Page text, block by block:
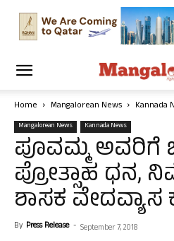
Home Mangalorean News Kannada
Mangalorean News Kannada News
ಪೂವಮ್ಮ ಅವರಿಗೆ
ಪ್ರೋತ್ಸಾಹ ಧನ,
ಶಾಸಕ
By Press Release - September 7, 2018